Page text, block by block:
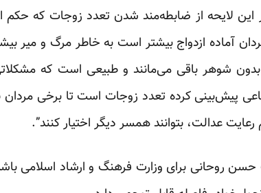
این لایحه از ضابطه‌مند شدن تعدد زوجات که
آماده ازدواج بیشتر است به خاطر مرگ و میر
بدون شوهر باقی می‌مانند و طبیعی است که
پیش‌بینی کرده تعدد زوجات است تا برخی
عدالت، بتوانند همسر دیگر اختیار کنند”.
برای وزارت فرهنگ و ارشاد اسلامی باشد